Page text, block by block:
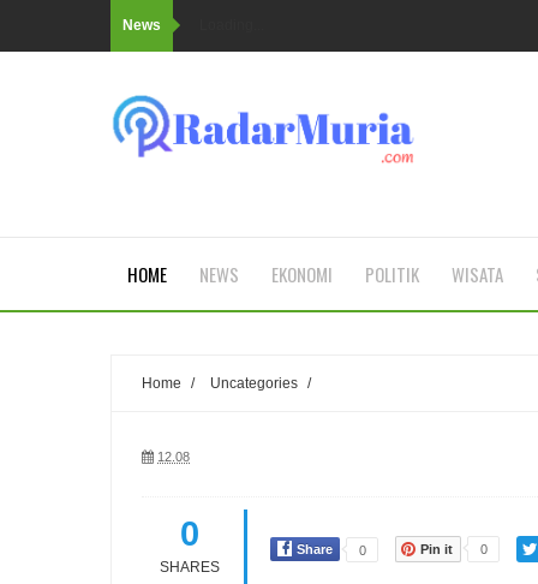
News
HOME NEWS EKONOMI POLITIK WISATA
Home / Uncategories /
12.08
0
SHARES
Share 0 Pin it 0